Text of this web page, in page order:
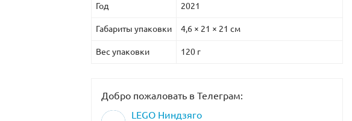
Год 2021
Габариты упаковки 4,6 × 21 × 21 см
Вес упаковки 120 г
Добро пожаловать в Телеграм:
LEGO Ниндзяго